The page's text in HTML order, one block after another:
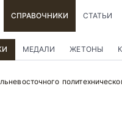
СПРАВОЧНИКИ СТАТЬИ
МЕДАЛИ ЖЕТОНЫ